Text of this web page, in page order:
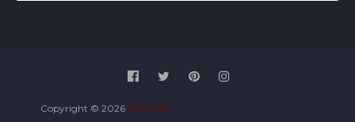
Copyright © 2026 FPPTMA